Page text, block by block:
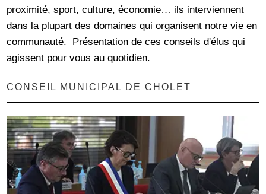
proximité, sport, culture, économie… ils interviennent
dans la plupart des domaines qui organisent notre vie en
communauté. Présentation de ces conseils d'élus qui
agissent pour vous au quotidien.
CONSEIL MUNICIPAL DE CHOLET